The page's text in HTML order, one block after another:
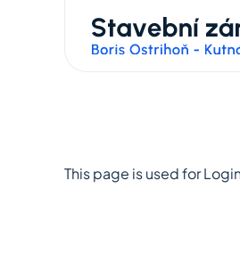
This page is used for